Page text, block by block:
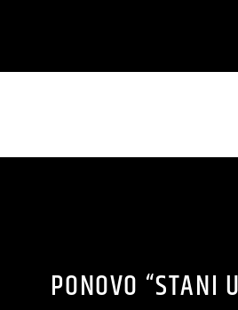
PONOVO “STANI